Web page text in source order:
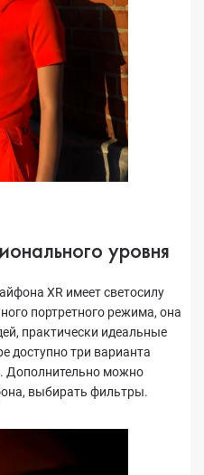
уровня
XR имеет светосилу
портретного режима, она
практически идеальные
доступно три варианта
Дополнительно можно
выбирать фильтры.